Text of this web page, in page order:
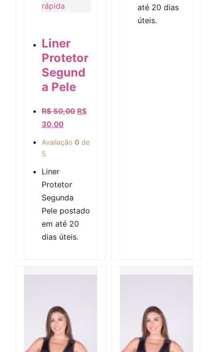
Visualização rápida
rápida
Liner
Protetor
Segund
a Pele
R$50,00 R$
30,00
Avaliação 0 de
5
Liner
Protetor
Segunda
Pele postado
em até 20
dias úteis.
até 20 dias
úteis.